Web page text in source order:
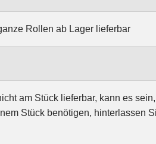
Rollen ab Lager lieferbar
am Stück lieferbar, kann es
Stück benötigen, hinterlassen